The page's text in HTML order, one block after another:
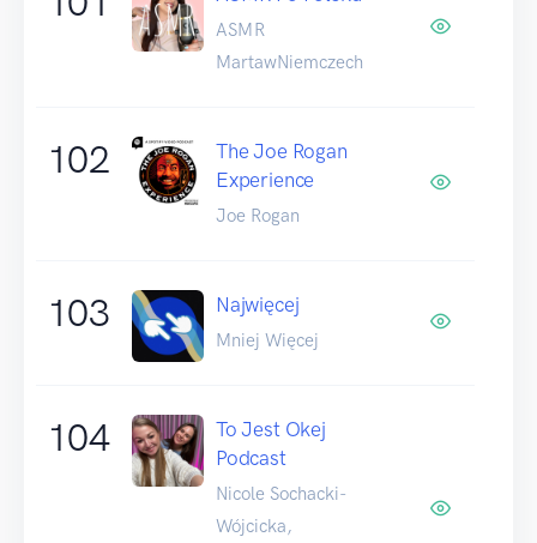
ASMR
MartawNiemczech
102
The Joe Rogan
Experience
Joe Rogan
103 Najwięcej
Mniej Więcej
104
To Jest Okej
Podcast
Nicole Sochacki-
Wójcicka,